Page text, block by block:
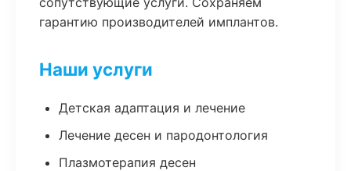
гарантию производителей имплантов.
Наши услуги
Детская адаптация и лечение
Лечение десен и пародонтология
Плазмотерапия десен